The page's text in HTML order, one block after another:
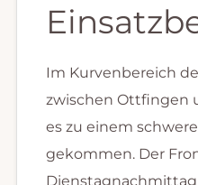
Im Kurvenbereich
zwischen Ottfingen
es zu einem
gekommen. Der
Dienstagnachmittag